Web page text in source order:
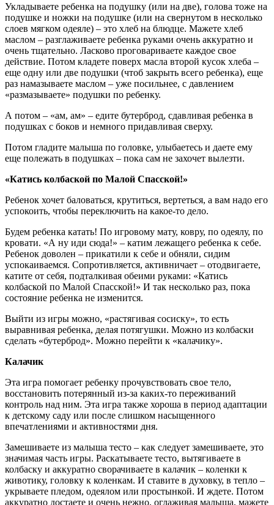
Укладываете ребенка на подушку (или на две), голова тоже на
подушке и ножки на подушке (или на свернутом в несколько
слоев мягком одеяле) – это хлеб на блюдце. Мажете хлеб
маслом – разглаживаете ребенка руками очень аккуратно и
очень тщательно. Ласково проговариваете каждое свое
действие. Потом кладете поверх масла второй кусок хлеба –
еще одну или две подушки (чтоб закрыть всего ребенка), еще
раз намазываете маслом – уже посильнее, с давлением
«размазываете» подушки по ребенку.
А потом – «ам, ам» – едите бутерброд, сдавливая ребенка в
подушках с боков и немного придавливая сверху.
Потом гладите малыша по головке, улыбаетесь и даете ему
еще полежать в подушках – пока сам не захочет вылезти.
«Катись колбаской по Малой Спасской!»
Ребенок хочет баловаться, крутиться, вертеться, а вам надо его
успокоить, чтобы переключить на какое-то дело.
Будем ребенка катать! По игровому мату, ковру, по одеялу, по
кровати. «А ну иди сюда!» – катим лежащего ребенка к себе.
Ребенок доволен – прикатили к себе и обняли, сидим
успокаиваемся. Сопротивляется, активничает – отодвигаете,
катите от себя, подталкивая обеими руками: «Катись
колбаской по Малой Спасской!» И так несколько раз, пока
состояние ребенка не изменится.
Выйти из игры можно, «растягивая сосиску», то есть
выравнивая ребенка, делая потягушки. Можно из колбаски
сделать «бутерброд». Можно перейти к «калачику».
Калачик
Эта игра помогает ребенку прочувствовать свое тело,
восстановить потерянный из-за каких-то переживаний
контроль над ним. Эта игра также хороша в период адаптации
к детскому саду или после слишком насыщенного
впечатлениями и активностями дня.
Замешиваете из малыша тесто – как следует замешиваете, это
значимая часть игры. Раскатываете тесто, вытягиваете в
колбаску и аккуратно сворачиваете в калачик – коленки к
животику, головку к коленкам. И ставите в духовку, в тепло –
укрываете пледом, одеялом или простынкой. И ждете. Потом
аккуратно достаете и очень нежно, оглаживая малыша, мажете